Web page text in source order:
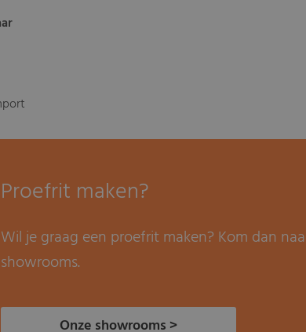
Proefrit maken?
Wil je graag een proefrit maken? Kom dan
showrooms.
Onze showrooms >